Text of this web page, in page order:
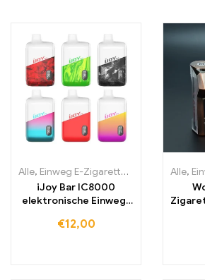
Alle, Einweg E-Zigaretten Einweg-E-
iJoy Bar IC8000
elektronische Einweg-
Zügen
€12,00
Alle,